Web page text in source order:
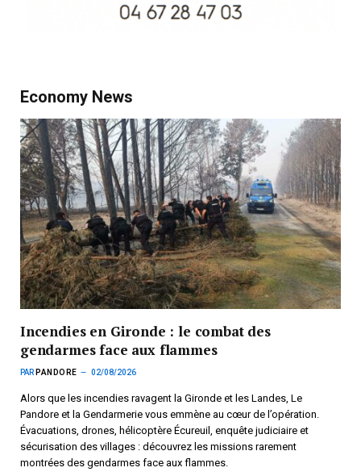
Economy News
Incendies en Gironde : le combat des
gendarmes face aux flammes
PAR PANDORE 02/08/2026
Alors que les incendies ravagent la Gironde et les Landes, Le
Pandore et la Gendarmerie vous emmène au cœur de l’opération.
Évacuations, drones, hélicoptère Écureuil, enquête judiciaire et
sécurisation des villages : découvrez les missions rarement
montrées des gendarmes face aux flammes.